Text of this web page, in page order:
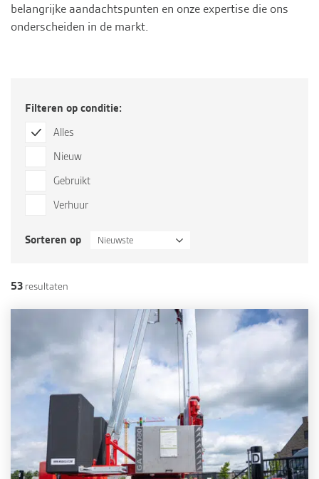
belangrijke aandachtspunten en onze expertise die ons
onderscheiden in de markt.
Filteren op conditie:
Alles
Nieuw
Gebruikt
Verhuur
Sorteren op Nieuwste
53 resultaten